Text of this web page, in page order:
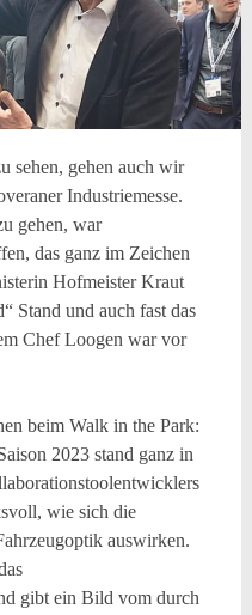
sehen, gehen auch wir
Industriemesse.
gehen, war
das ganz im Zeichen
Hofmeister Kraut
Stand und auch fast das
Chef Loogen war vor
beim Walk in the Park:
2023 stand ganz in
wie sich die
auswirken.
gibt ein Bild vom durch